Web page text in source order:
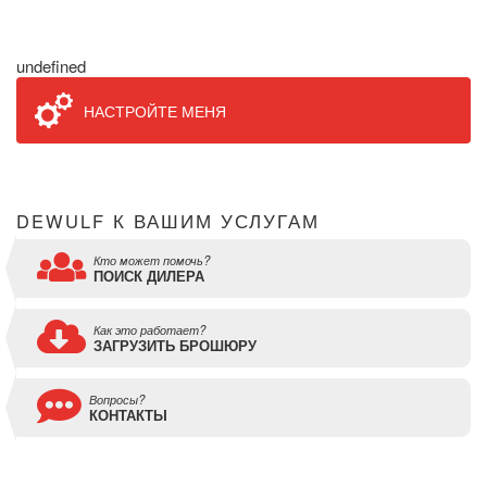
undefined
НАСТРОЙТЕ МЕНЯ
DEWULF К ВАШИМ УСЛУГАМ
Кто может помочь?
ПОИСК ДИЛЕРА
Как это работает?
ЗАГРУЗИТЬ БРОШЮРУ
Вопросы?
КОНТАКТЫ